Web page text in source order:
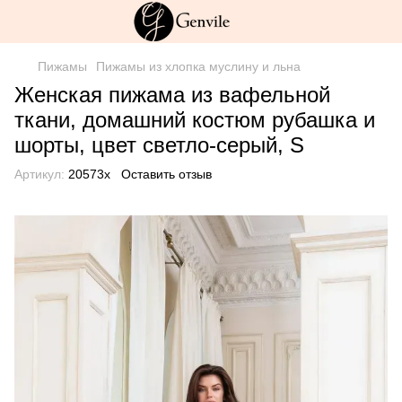
Пижамы Пижамы из хлопка муслину и льна
Женская пижама из вафельной
ткани, домашний костюм рубашка и
шорты, цвет светло-серый, S
Артикул: 20573х Оставить отзыв